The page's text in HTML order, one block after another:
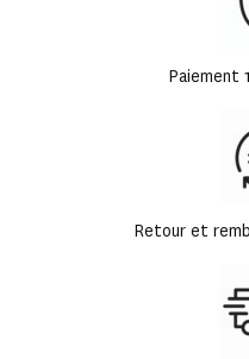
Paiement
Retour et